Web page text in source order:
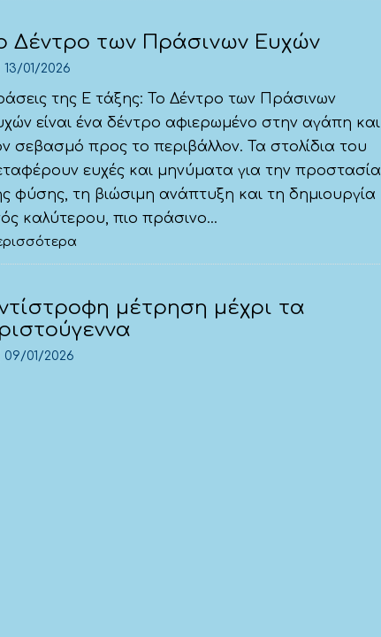
Δέντρο των Πράσινων Ευχών
13/01/2026
της Ε τάξης: Το Δέντρο των Πράσινων
είναι ένα δέντρο αφιερωμένο στην αγάπη και
σεβασμό προς το περιβάλλον. Τα στολίδια του
ευχές και μηνύματα για την προστασία
φύσης, τη βιώσιμη ανάπτυξη και τη δημιουργία
καλύτερου, πιο πράσινο...
μέτρηση μέχρι τα
09/01/2026